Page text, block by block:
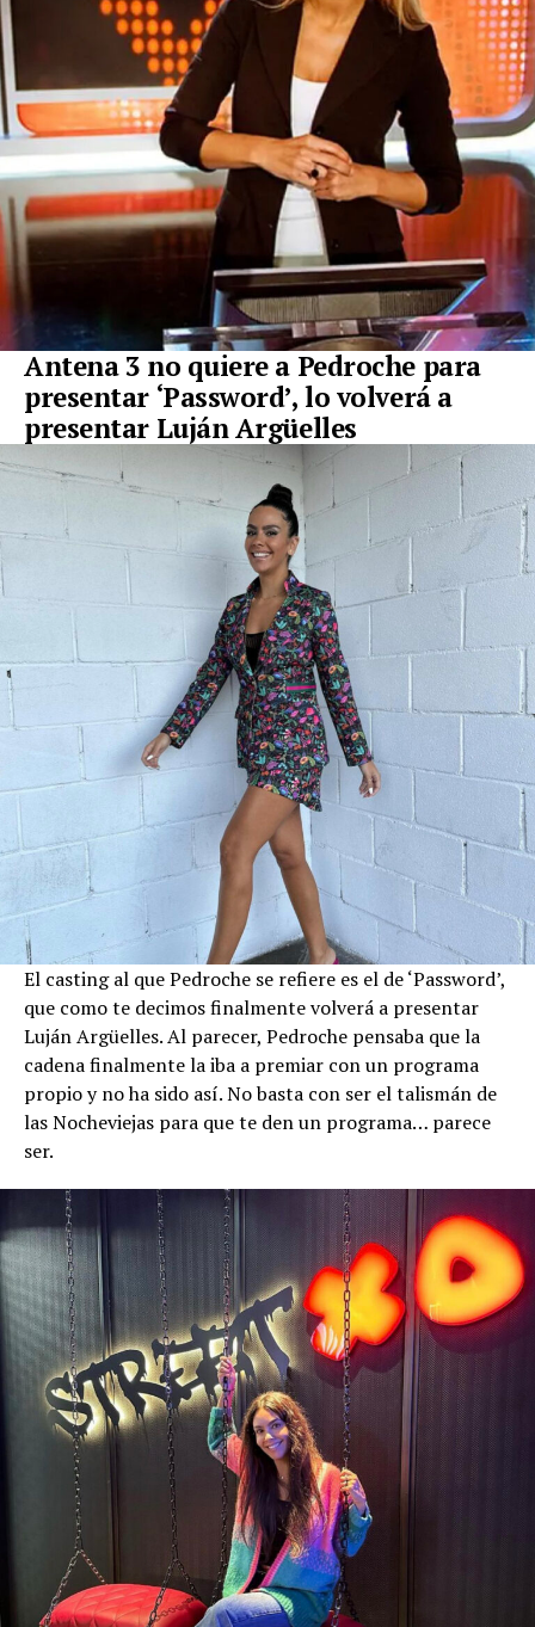
Antena 3 no quiere a Pedroche para
presentar ‘Password’, lo volverá a
presentar Luján Argüelles
El casting al que Pedroche se refiere es el de ‘Password’,
que como te decimos finalmente volverá a presentar
Luján Argüelles. Al parecer, Pedroche pensaba que la
cadena finalmente la iba a premiar con un programa
propio y no ha sido así. No basta con ser el talismán de
las Nocheviejas para que te den un programa… parece
ser.